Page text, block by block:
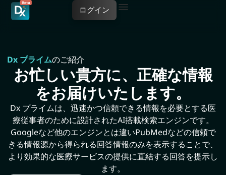
ログイン
Dx プライムのご紹介
お忙しい貴方に、正確な情報
をお届けいたします。
Dx プライムは、迅速かつ信頼できる情報を必要とする医
療従事者のために設計されたAI搭載検索エンジンです。
Googleなど他のエンジンとは違いPubMedなどの信頼で
きる情報源から得られる回答情報のみを表示することで、
より効果的な医療サービスの提供に直結する回答を提示し
ます。